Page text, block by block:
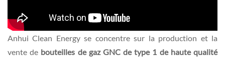
Anhui Clean Energy se concentre sur la production et la
vente de bouteilles de gaz GNC de type 1 de haute qualité